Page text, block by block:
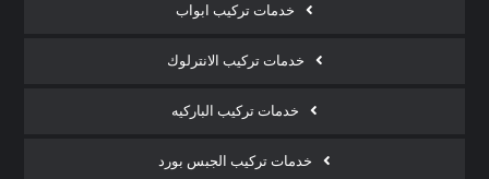
خدمات تركيب ابواب
خدمات تركيب الانترلوك
خدمات تركيب الباركيه
خدمات تركيب الجبس بورد